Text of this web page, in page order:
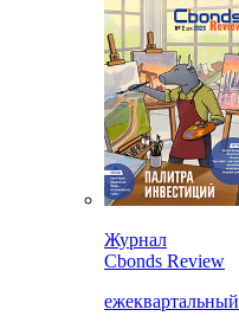
Журнал
Cbonds Review